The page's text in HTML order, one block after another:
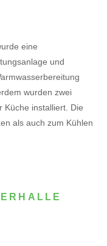
eine
und
wurden zwei
Küche installiert. Die
als auch zum Kühlen